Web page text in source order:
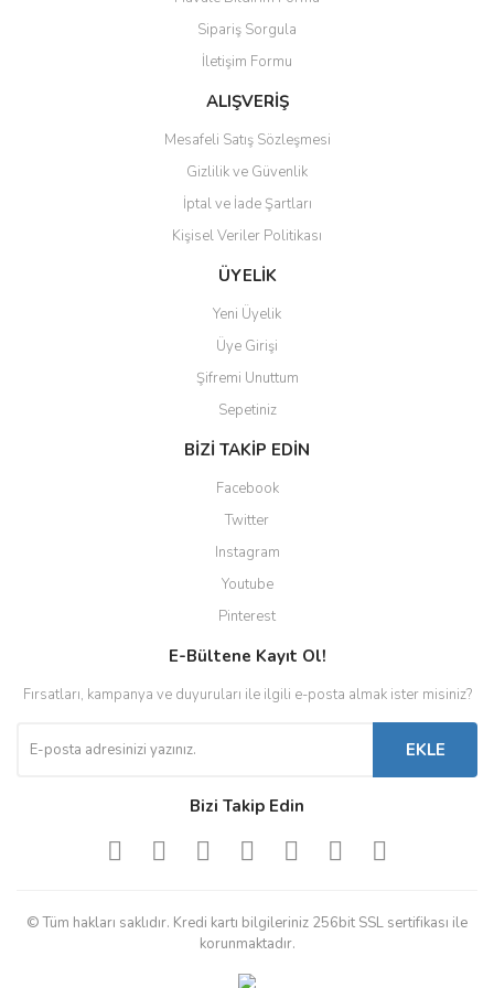
Ürün bilgilerinde hatalar bulunuyor.
Ürün fiyatı diğer sitelerden daha pahalı.
Bu ürüne benzer farklı alternatifler olmalı.
Gönder
Sipariş Sorgula
İletişim Formu
ALIŞVERİŞ
Mesafeli Satış Sözleşmesi
Gizlilik ve Güvenlik
İptal ve İade Şartları
Kişisel Veriler Politikası
ÜYELİK
Yeni Üyelik
Üye Girişi
Şifremi Unuttum
Sepetiniz
BİZİ TAKİP EDİN
Facebook
Twitter
Instagram
Youtube
Pinterest
E-Bültene Kayıt Ol!
Fırsatları, kampanya ve duyuruları ile ilgili e-posta almak ister misiniz?
EKLE
Bizi Takip Edin
© Tüm hakları saklıdır. Kredi kartı bilgileriniz 256bit SSL sertifikası ile
korunmaktadır.